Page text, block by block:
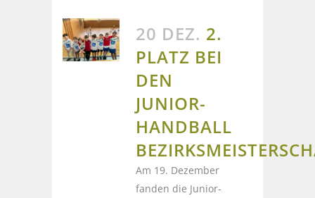
20 DEZ. 2.
PLATZ BEI
DEN
JUNIOR-
HANDBALL
Am 19. Dezember
fanden die Junior-